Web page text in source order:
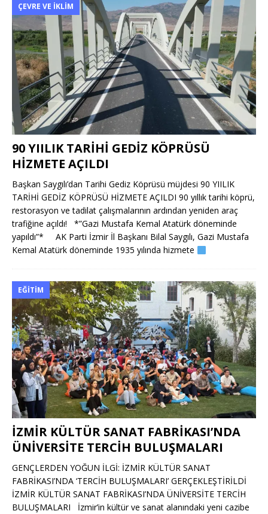
ÇEVRE VE İKLIM
90 YIILIK TARİHİ GEDİZ KÖPRÜSÜ
HİZMETE AÇILDI
Başkan Saygılı’dan Tarihi Gediz Köprüsü müjdesi 90 YIILIK
TARİHİ GEDİZ KÖPRÜSÜ HİZMETE AÇILDI 90 yıllık tarihi köprü,
restorasyon ve tadilat çalışmalarının ardından yeniden araç
trafiğine açıldı! *”Gazi Mustafa Kemal Atatürk döneminde
yapıldı”* AK Parti İzmir İl Başkanı Bilal Saygılı, Gazi Mustafa
Kemal Atatürk döneminde 1935 yılında hizmete
EĞITIM
İZMİR KÜLTÜR SANAT FABRİKASI’NDA
ÜNİVERSİTE TERCİH BULUŞMALARI
GENÇLERDEN YOĞUN İLGİ: İZMİR KÜLTÜR SANAT
FABRİKASI’NDA ‘TERCİH BULUŞMALARI’ GERÇEKLEŞTİRİLDİ
İZMİR KÜLTÜR SANAT FABRİKASI’NDA ÜNİVERSİTE TERCİH
BULUŞMALARI İzmir’in kültür ve sanat alanındaki yeni cazibe